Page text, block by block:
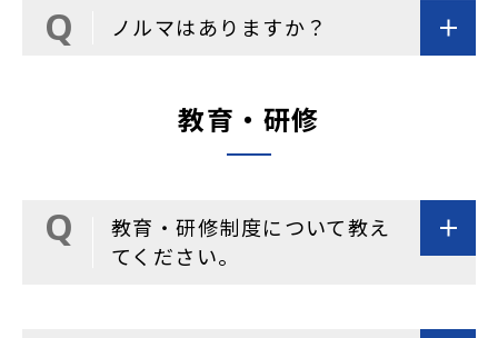
ノルマはありますか？
教育・研修
教育・研修制度について教え
てください。